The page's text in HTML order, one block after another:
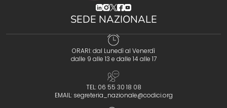
(opens in a new tab)
(opens in a new tab)
(opens in a new tab)
(opens in a new tab)
(opens in a new tab)
SEDE NAZIONALE
ORARI: dal Lunedì al Venerdì
dalle 9 alle 13 e dalle 14 alle 17
TEL: 06 55 30 18 08
EMAIL: segreteria_nazionale@codici.org